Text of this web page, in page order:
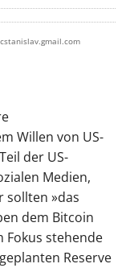
Willen von US-
der US-
Medien,
sollten »das
dem Bitcoin
Fokus stehende
Reserve